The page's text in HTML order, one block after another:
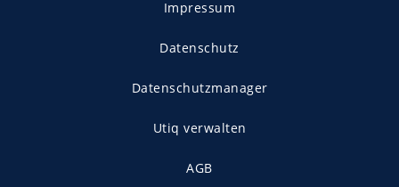
Impressum
Datenschutz
Datenschutzmanager
Utiq verwalten
AGB